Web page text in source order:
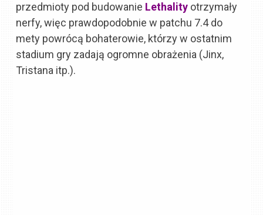
przedmioty pod budowanie Lethality otrzymały
nerfy, więc prawdopodobnie w patchu 7.4 do
mety powrócą bohaterowie, którzy w ostatnim
stadium gry zadają ogromne obrażenia (Jinx,
Tristana itp.).